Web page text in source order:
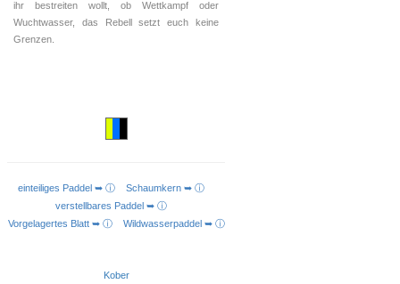
ihr bestreiten wollt, ob Wettkampf oder
Wuchtwasser, das Rebell setzt euch keine
Grenzen.
AUSFÜHRUNG WÄHLEN
einteiliges Paddel ➥ ⓘ Schaumkern ➥ ⓘ
verstellbares Paddel ➥ ⓘ
Vorgelagertes Blatt ➥ ⓘ Wildwasserpaddel ➥ ⓘ
Kober